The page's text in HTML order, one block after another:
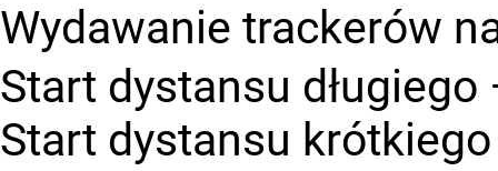
Wydawanie trackerów
Start dystansu
Start dystansu